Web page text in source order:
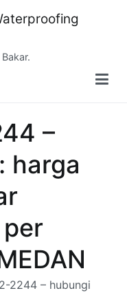
–
harga
2244 – hubungi